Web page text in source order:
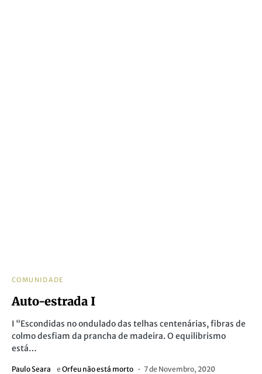
COMUNIDADE
Auto-estrada I
I “Escondidas no ondulado das telhas centenárias, fibras de
colmo desfiam da prancha de madeira. O equilibrismo
está…
Paulo Seara e Orfeu não está morto 7 de Novembro, 2020